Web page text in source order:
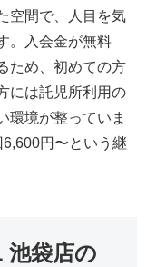
空間で、人目を気
。入会金が無料
ため、初めての方
には託児所利用の
環境が整っていま
円〜という継
池袋店の